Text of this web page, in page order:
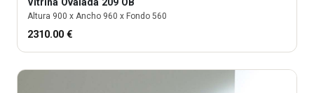
Altura 900 x Ancho 960 x Fondo 560
2310.00 €